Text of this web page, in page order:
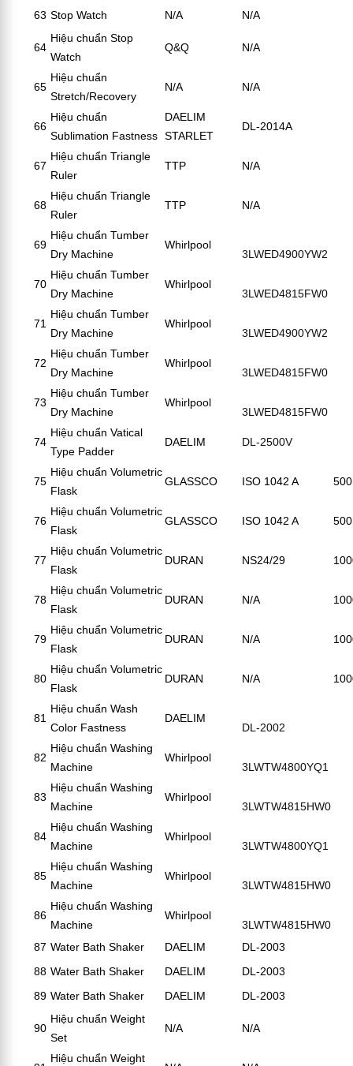
63 Stop Watch N/A N/A
64
Hiệu chuẩn Stop
Watch
Q&Q N/A
65
Hiệu chuẩn
Stretch/Recovery
N/A N/A
66
Hiệu chuẩn
Sublimation Fastness
DAELIM
STARLET
DL-2014A
67
Hiệu chuẩn Triangle
Ruler
TTP N/A
68
Hiệu chuẩn Triangle
Ruler
TTP N/A
69
Hiệu chuẩn Tumber
Dry Machine
Whirlpool
3LWED4900YW2
70
Hiệu chuẩn Tumber
Dry Machine
Whirlpool
3LWED4815FW0
71
Hiệu chuẩn Tumber
Dry Machine
Whirlpool
3LWED4900YW2
72
Hiệu chuẩn Tumber
Dry Machine
Whirlpool
3LWED4815FW0
73
Hiệu chuẩn Tumber
Dry Machine
Whirlpool
3LWED4815FW0
74
Hiệu chuẩn Vatical
Type Padder
DAELIM DL-2500V
75
Hiệu chuẩn Volumetric
Flask
GLASSCO ISO 1042 A
76
Hiệu chuẩn Volumetric
Flask
GLASSCO ISO 1042 A
77
Hiệu chuẩn Volumetric
Flask
DURAN NS24/29
78
Hiệu chuẩn Volumetric
Flask
DURAN N/A
79
Hiệu chuẩn Volumetric
Flask
DURAN N/A
80
Hiệu chuẩn Volumetric
Flask
DURAN N/A
81
Hiệu chuẩn Wash
Color Fastness
DAELIM
DL-2002
82
Hiệu chuẩn Washing
Machine
Whirlpool
3LWTW4800YQ1
83
Hiệu chuẩn Washing
Machine
Whirlpool
3LWTW4815HW0
84
Hiệu chuẩn Washing
Machine
Whirlpool
3LWTW4800YQ1
85
Hiệu chuẩn Washing
Machine
Whirlpool
3LWTW4815HW0
86
Hiệu chuẩn Washing
Machine
Whirlpool
3LWTW4815HW0
87 Water Bath Shaker DAELIM
DL-2003
88 Water Bath Shaker DAELIM
DL-2003
89 Water Bath Shaker DAELIM DL-2003
90
Hiệu chuẩn Weight
Set
N/A N/A
Hiệu chuẩn Weight